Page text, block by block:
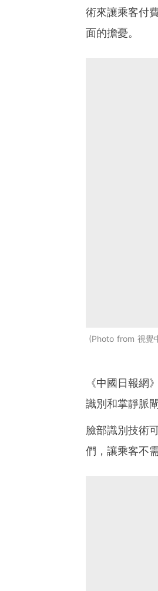
術來讓乘客付
面的擔憂。
Photo from 視覺
《中國日報網
識別和掌靜脈
臉部識別技術
們，讓乘客不